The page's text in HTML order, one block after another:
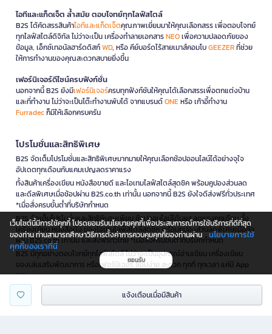
แจ้งเตือนเมื่อมีสินค้า
ไอทีและแก็ดเจ็ต ล้ำสมัย ตอบโจทย์ทุกไลฟ์สไตล์
B2S ได้คัดสรรสินค้าไอทีและแก็ดเจ็ตคุณภาพเยี่ยมมาให้คุณเลือกสรร เพื่อตอบโจทย์
ทุกไลฟ์สไตล์ดิจิทัล ไม่ว่าจะเป็น เครื่องทำลายเอกสารNEOเพื่อความปลอดภัยของ
ข้อมูล, เอ็กซ์เทอนัลฮาร์ดดิสก์WD, หรือ คีย์บอร์ดไร้สายเมาส์คอมโบGEEZERที่ช่วย
ให้การทำงานของคุณสะดวกสบายยิ่งขึ้น
เฟอร์นิเจอร์ดีไซน์ครบฟังก์ชั่น
นอกจากนี้ B2S ยังมีเฟอร์นิเจอร์ครบทุกฟังก์ชันให้คุณได้เลือกสรรเพื่อตกแต่งบ้าน
และที่ทำงาน ไม่ว่าจะเป็นโต๊ะทำงานพับได้ จากแบรนด์ONEหรือ เก้าอี้ทำงาน
Furradecก็มีให้เลือกครบครัน
โปรโมชั่นและสิทธิพิเศษ
B2S จัดเต็มโปรโมชั่นและสิทธิพิเศษมากมายให้คุณเลือกช้อปออนไลน์ได้อย่างจุใจ
อัปเดตทุกเดือนกับแคมเปญลดราคาแรง
ทั้งสินค้าเครื่องเขียน หนังสือขายดี และไอเทมไลฟ์สไตล์สุดชิค พร้อมคูปองส่วนลด
และดีลพิเศษเมื่อช้อปผ่าน B2S.co.th เท่านั้น นอกจากนี้ B2S ยังใจดีส่งฟรีทั่วประเทศ
*เมื่อสั่งครบขั้นต่ำที่บริษัทกำหนด
B2S จัดเต็มโปรโมชั่นและสิทธิพิเศษเพียบ ช้อปออนไลน์ได้เลย! ลดแรงทุกเดือน ทั้ง
เครื่องเขียน หนังสือดัง ของไอเทมไลฟ์สไตล์สุดชิค พร้อมคูปองส่วนลดพิเศษเมื่อซื้อ
ผ่าน B2S.co.th เท่านั้น และส่งฟรีทั่วไทย *เมื่อสั่งครบขั้นต่ำที่บริษัทกำหนด
B2S มีทุกอย่างตอบโจทย์ทุกไลฟ์สไตล์ ไม่ว่าจะเป็นอุปกรณ์อ่านเขียน เครื่องเขียน
ของเล่นเสริมพัฒนาการ หรือเฟอร์นิเจอร์ ช้อปง่าย สะดวก ทุกที่ ทุกเวลา แค่มี App
B2S
สมัคร B2S Club รับข่าวสารโปรโมชั่นก่อนใคร และสิทธิพิเศษเฉพาะสมาชิก! คลิกเลย
👉
เว็บไซต์นี้มีการใช้คุกกี้ โปรดยอมรับนโยบายคุกกี้เพื่อประสบการณ์การใช้บริการที่ดีที่สุด
ของท่าน ท่านสามารถศึกษาวิธีการตั้งค่าการควบคุมคุกกี้ของท่านผ่าน นโยบายการใช้
คุกกี้ของเราที่นี่
ยอมรับ